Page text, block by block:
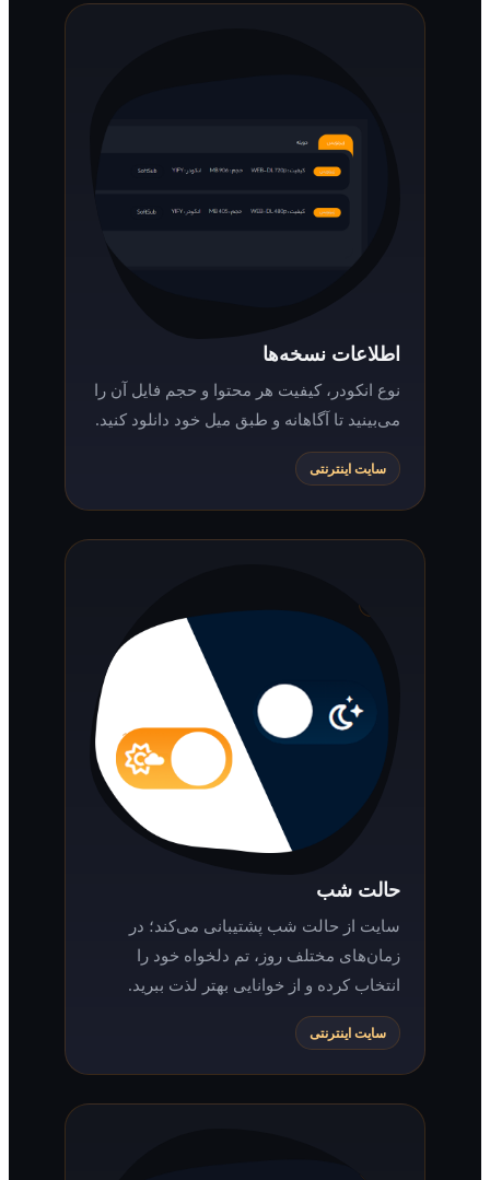
اطلاعات نسخه‌ها
نوع انکودر، کیفیت هر محتوا و حجم فایل آن را
می‌بینید تا آگاهانه و طبق میل خود دانلود کنید.
سایت اینترنتی
حالت شب
سایت از حالت شب پشتیبانی می‌کند؛ در
زمان‌های مختلف روز، تم دلخواه خود را
انتخاب کرده و از خوانایی بهتر لذت ببرید.
سایت اینترنتی